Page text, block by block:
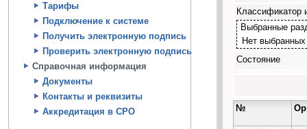
Тарифы
Подключение к системе
Получить электронную подпись
Проверить электронную подпись
Справочная информация
Документы
Контакты и реквизиты
Аккредитация в СРО
Классификатор
Выбранные
Нет
Состояние
№